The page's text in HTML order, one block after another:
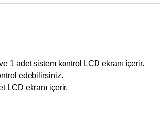
1 adet sistem kontrol LCD ekranı içerir.
edebilirsiniz.
LCD ekranı içerir.